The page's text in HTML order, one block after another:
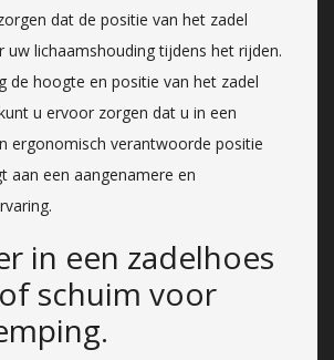
dat de positie van het zadel
uw lichaamshouding tijdens het rijden.
de hoogte en positie van het zadel
u ervoor zorgen dat u in een
ergonomisch verantwoorde positie
aan een aangenamere en
in een zadelhoes
schuim voor